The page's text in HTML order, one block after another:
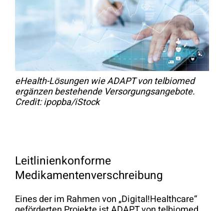
eHealth-Lösungen wie ADAPT von telbiomed
ergänzen bestehende Versorgungsangebote.
Credit: ipopba/iStock
Leitlinienkonforme
Medikamentenverschreibung
Eines der im Rahmen von „Digital!Healthcare“